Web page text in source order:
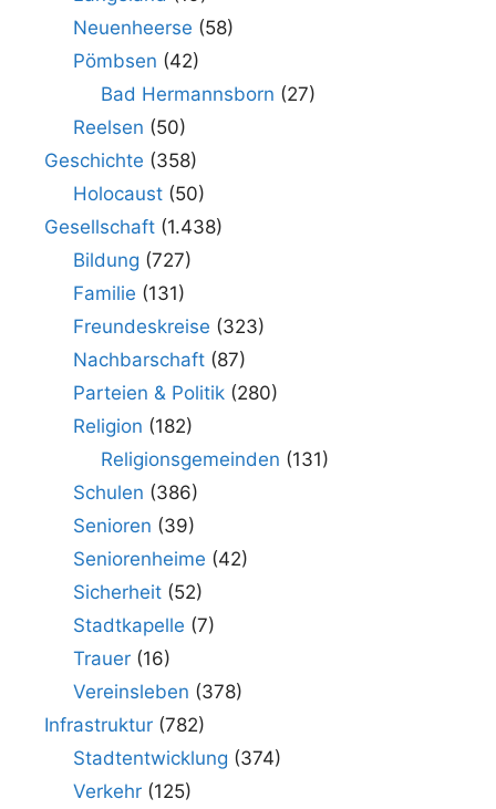
Neuenheerse (58)
Pömbsen (42)
Bad Hermannsborn (27)
Reelsen (50)
Geschichte (358)
Holocaust(50)
Gesellschaft (1.438)
Bildung (727)
Familie (131)
Freundeskreise (323)
Nachbarschaft(87)
Parteien & Politik(280)
Religion (182)
Religionsgemeinden (131)
Schulen (386)
Senioren (39)
Seniorenheime (42)
Sicherheit(52)
Stadtkapelle (7)
Trauer(16)
Vereinsleben (378)
Infrastruktur (782)
Stadtentwicklung (374)
Verkehr(125)